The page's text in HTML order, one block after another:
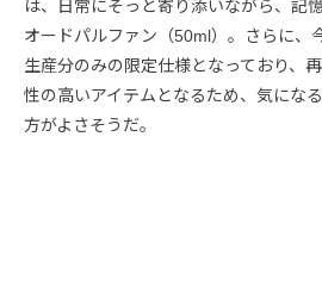
は、日常にそっと寄り添いながら、記
オードパルファン（50ml）。さらに、
生産分のみの限定仕様となっており、
性の高いアイテムとなるため、気にな
方がよさそうだ。